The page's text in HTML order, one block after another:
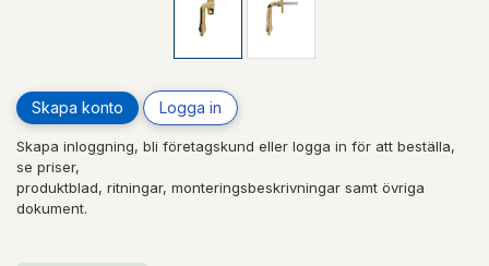
Skapa konto Logga in
Skapa inloggning, bli företagskund eller logga in för att beställa,
se priser,
produktblad, ritningar, monteringsbeskrivningar samt övriga
dokument.